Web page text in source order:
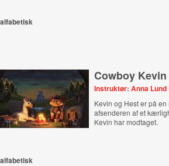
alfabetisk
Cowboy Kevin
Instruktør: Anna Lund
Kevin og Hest er på
afsenderen af et
Kevin har modtaget.
alfabetisk